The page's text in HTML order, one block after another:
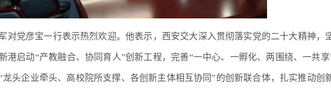
对党彦宝一行表示热烈欢迎。他表示，西安交大深入贯彻落实党的二十大精神，
港启动“产教融合、协同育人”创新工程，完善“一中心、一孵化、两围绕、一共
龙头企业牵头、高校院所支撑、各创新主体相互协同”的创新联合体，扎实推动创